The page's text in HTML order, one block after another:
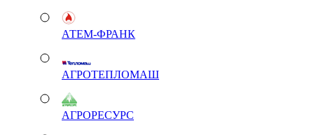
АТЕМ-ФРАНК
АГРОТЕПЛОМАШ
АГРОРЕСУРС